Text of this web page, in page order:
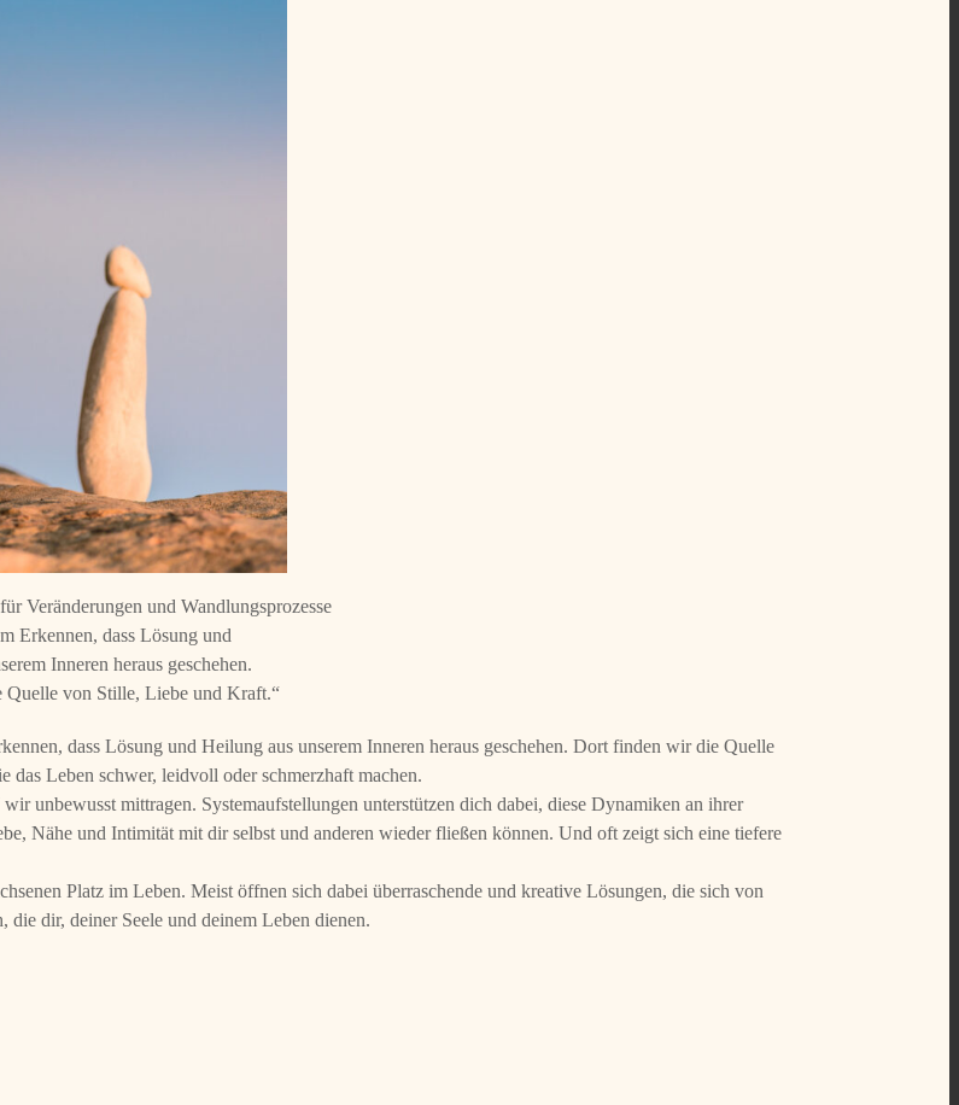
Veränderungen und Wandlungsprozesse
Erkennen, dass Lösung und
Inneren heraus geschehen.
von Stille, Liebe und Kraft.“
dass Lösung und Heilung aus unserem Inneren heraus geschehen. Dort finden wir die Quelle
Leben schwer, leidvoll oder schmerzhaft machen.
unbewusst mittragen. Systemaufstellungen unterstützen dich dabei, diese Dynamiken an ihrer
Nähe und Intimität mit dir selbst und anderen wieder fließen können. Und oft zeigt sich eine tiefere
Platz im Leben. Meist öffnen sich dabei überraschende und kreative Lösungen, die sich von
dir, deiner Seele und deinem Leben dienen.